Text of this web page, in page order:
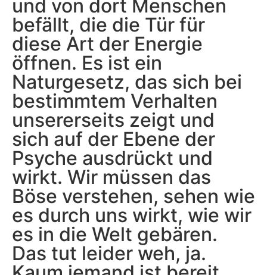
und von dort Menschen
befällt, die die Tür für
diese Art der Energie
öffnen. Es ist ein
Naturgesetz, das sich bei
bestimmtem Verhalten
unsererseits zeigt und
sich auf der Ebene der
Psyche ausdrückt und
wirkt. Wir müssen das
Böse verstehen, sehen wie
es durch uns wirkt, wie wir
es in die Welt gebären.
Das tut leider weh, ja.